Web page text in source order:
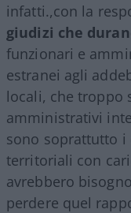
infatti.,con la
giudizi che
funzionari e
estranei agli
locali, che troppo
amministrativi
sono soprattutto i
territoriali con
avrebbero
perdere quel